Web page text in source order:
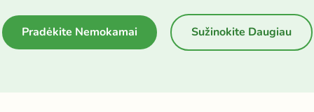
Pradėkite Nemokamai Sužinokite Daugiau